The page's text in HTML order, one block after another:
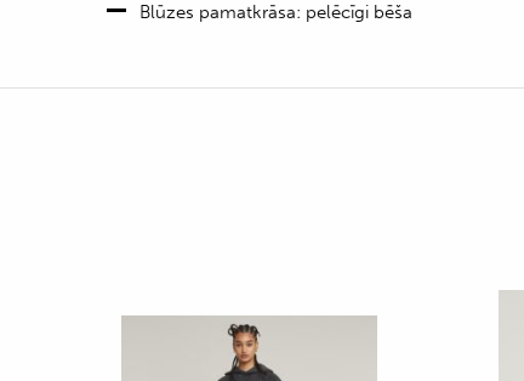
Blūzes pamatkrāsa: pelēcīgi bēša